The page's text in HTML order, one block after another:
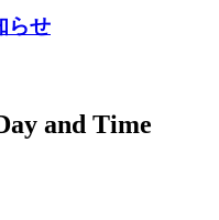
らせ
and Time